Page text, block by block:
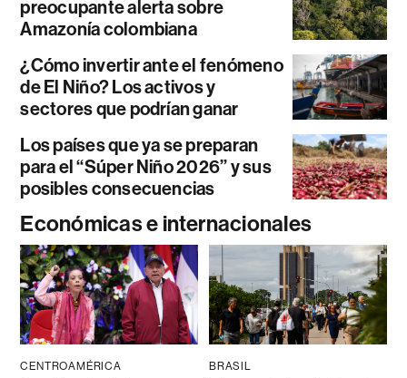
preocupante alerta sobre
Amazonía colombiana
¿Cómo invertir ante el fenómeno
de El Niño? Los activos y
sectores que podrían ganar
Los países que ya se preparan
para el “Súper Niño 2026” y sus
posibles consecuencias
Económicas e internacionales
CENTROAMÉRICA BRASIL